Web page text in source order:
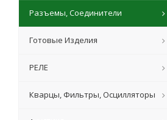
Разъемы, Соединители
Готовые Изделия
РЕЛЕ
Кварцы, Фильтры, Осцилляторы